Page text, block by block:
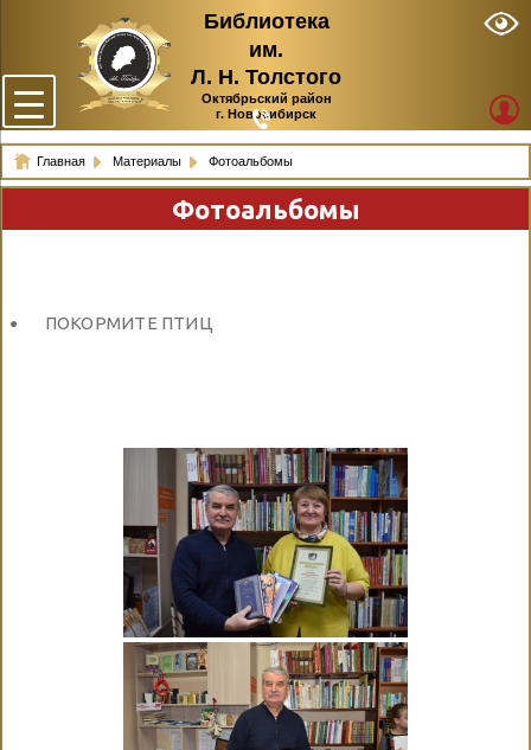
Библиотека
им.
Л. Н. Толстого
Октябрьский район
г. Новосибирск
Главная Материалы Фотоальбомы
Фотоальбомы
ПОКОРМИТЕ ПТИЦ